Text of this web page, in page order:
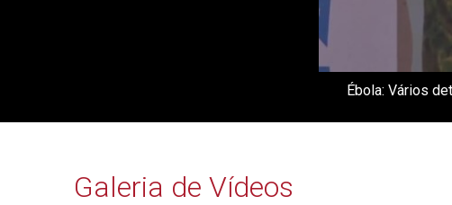
Ébola: Vários
Galeria de Vídeos